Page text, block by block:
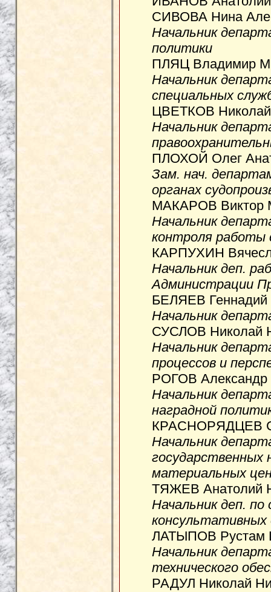
СИВОВА Нина
Начальник
политики
ПЛЯЦ Владимир
Начальник
специальных
ЦВЕТКОВ Николай
Начальник
ПЛОХОЙ Олег
Зам. нач.
органах
МАКАРОВ Виктор
Начальник
контроля работы
КАРПУХИН
Начальник деп.
Администрации
БЕЛЯЕВ Геннадий
Начальник
СУСЛОВ Николай
Начальник
процессов и
РОГОВ Александр
Начальник
наградной
КРАСНОРЯДЦЕВ
Начальник
государственных
материальных
ТЯЖЕВ Анатолий
Начальник деп.
консультативных
ЛАТЫПОВ Рустам
Начальник
технического
РАДУЛ Николай